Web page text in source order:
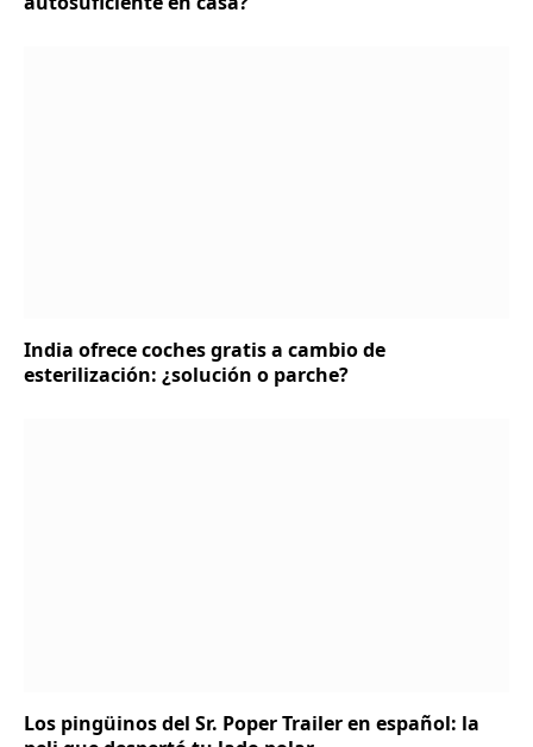
India ofrece coches gratis a cambio de
esterilización: ¿solución o parche?
Los pingüinos del Sr. Poper Trailer en español: la